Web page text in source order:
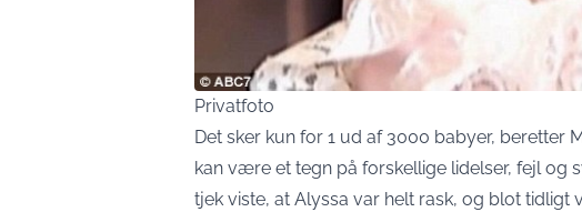
Privatfoto
Det sker kun for 1 ud af 3000 babyer, beretter
kan være et tegn på forskellige lidelser, fejl og
tjek viste, at Alyssa var helt rask, og blot